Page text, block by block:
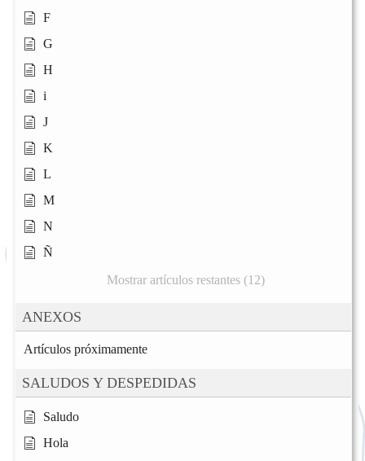
F
G
H
i
J
K
L
M
N
Ñ
Mostrar artículos restantes (12)
ANEXOS
Artículos próximamente
SALUDOS Y DESPEDIDAS
Saludo
Hola